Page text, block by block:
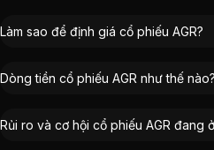
Làm sao để định giá cổ phiếu AGR?
Dòng tiền cổ phiếu AGR như thế nào?
Rủi ro và cơ hội cổ phiếu AGR đang